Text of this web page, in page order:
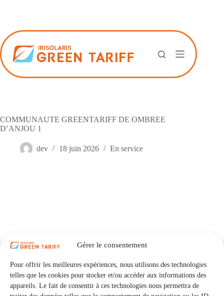
Gérer le consentement
Pour offrir les meilleures expériences, nous utilisons des technologies
telles que les cookies pour stocker et/ou accéder aux informations des
appareils. Le fait de consentir à ces technologies nous permettra de
COMMUNAUTE GREENTARIFF DE OMBREE
D’ANJOU 1
dev 18 juin 2026 En service